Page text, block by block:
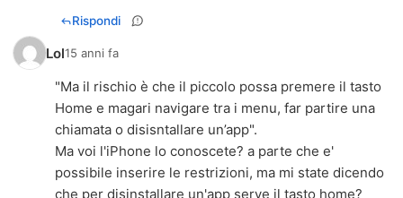
Rispondi
Lol15 anni fa
"Ma il rischio è che il piccolo possa premere il tasto
Home e magari navigare tra i menu, far partire una
chiamata o disisntallare un’app".
Ma voi l'iPhone lo conoscete? a parte che e'
possibile inserire le restrizioni, ma mi state dicendo
che per disinstallare un'app serve il tasto home?